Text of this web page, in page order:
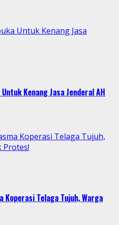
Untuk Kenang Jasa
Kenang Jasa Jenderal AH
Koperasi Telaga Tujuh,
Protes!
Koperasi Telaga Tujuh, Warga